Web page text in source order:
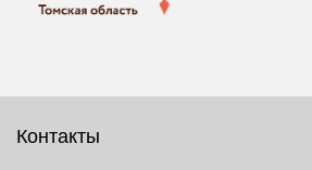
Контакты